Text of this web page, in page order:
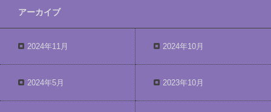
アーカイブ
2024年11月 2024年10月
2024年5月 2023年10月